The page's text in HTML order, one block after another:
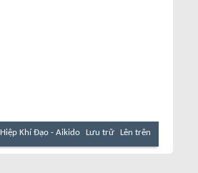
Hiệp Khí Đạo - Aikido Lưu trữ Lên trên